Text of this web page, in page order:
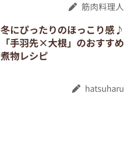
筋肉料理人
冬にぴったりのほっこり感♪
「手羽先×大根」のおすすめ
煮物レシピ
hatsuharu